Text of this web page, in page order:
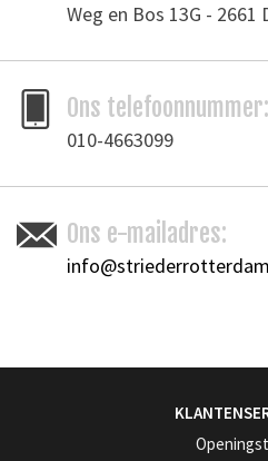
Weg en Bos 13G - 2661
Ons telefoonnummer:
010-4663099
Ons e-mailadres: